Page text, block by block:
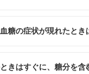
糖の症状が現れたとき
はすぐに、糖分を含